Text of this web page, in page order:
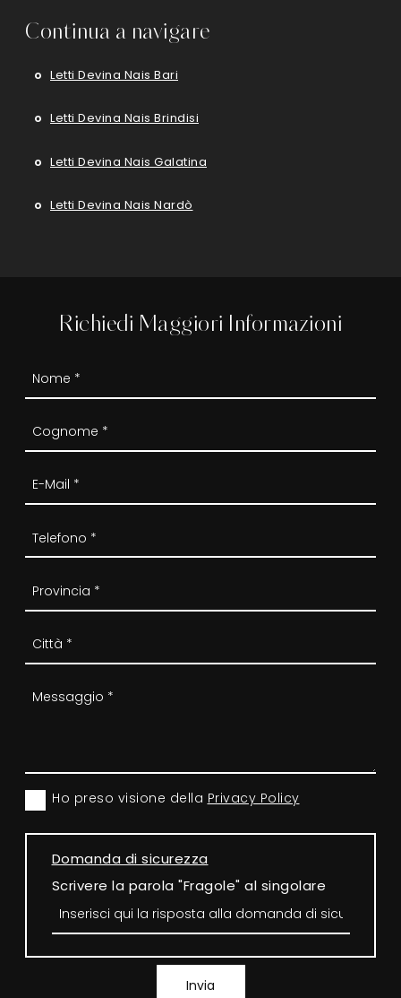
Continua a navigare
Letti Devina Nais Bari
Letti Devina Nais Brindisi
Letti Devina Nais Galatina
Letti Devina Nais Nardò
Richiedi Maggiori Informazioni
Ho preso visione della Privacy Policy
Domanda di sicurezza
Scrivere la parola "Fragole" al singolare
Invia